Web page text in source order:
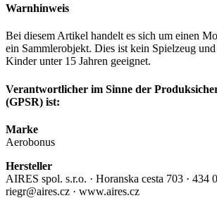
Warnhinweis
Bei diesem Artikel handelt es sich um einen
ein Sammlerobjekt. Dies ist kein Spielzeug
Kinder unter 15 Jahren geeignet.
Verantwortlicher im Sinne der
(GPSR) ist:
Marke
Aerobonus
Hersteller
AIRES spol. s.r.o. · Horanska cesta 703 · 434
riegr@aires.cz · www.aires.cz